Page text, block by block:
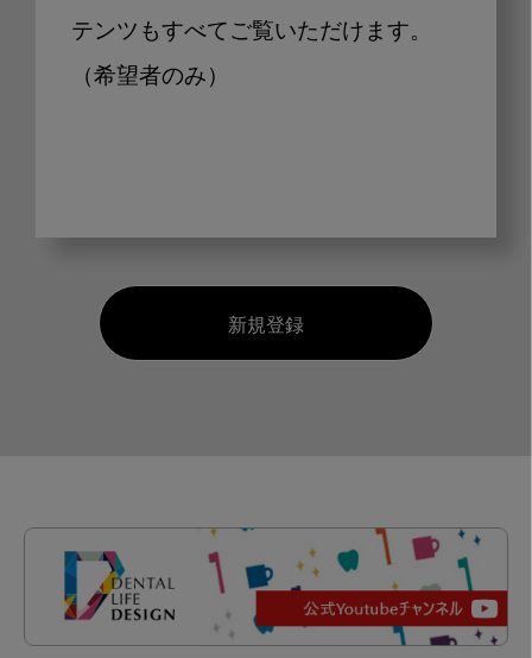
テンツもすべてご覧いただけます。
（希望者のみ）
新規登録